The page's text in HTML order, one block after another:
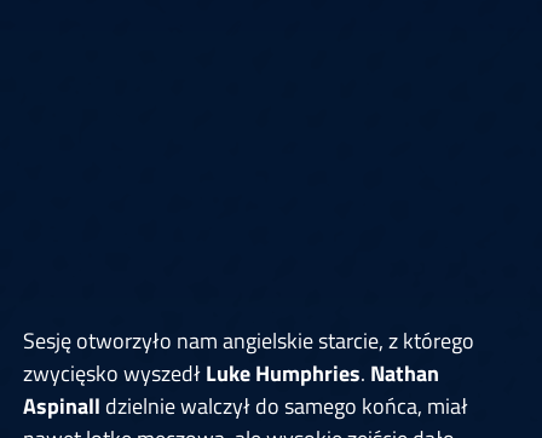
Sesję otworzyło nam angielskie starcie, z którego
zwycięsko wyszedłLuke Humphries. Nathan
Aspinall dzielnie walczył do samego końca, miał